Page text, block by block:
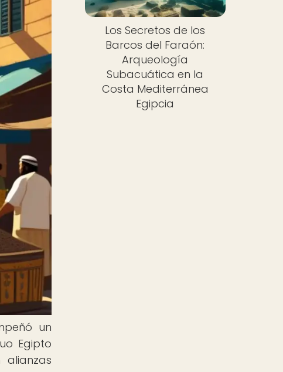
un
Egipto
alianzas
Los Secretos de los
Barcos del Faraón:
Arqueología
Subacuática en la
Costa Mediterránea
Egipcia